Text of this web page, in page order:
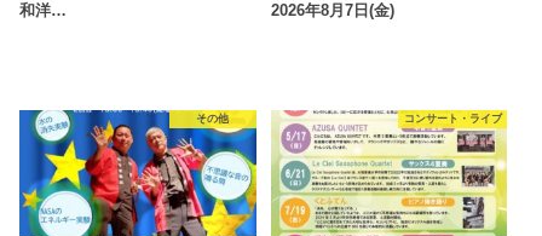
和洋…
2026年8月7日(金)
その他 コンサート・ライブ